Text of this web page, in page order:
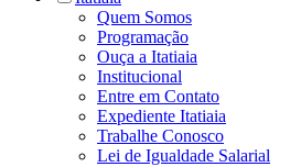
Quem Somos
Programação
Ouça a Itatiaia
Institucional
Entre em Contato
Expediente Itatiaia
Trabalhe Conosco
Lei de Igualdade Salarial